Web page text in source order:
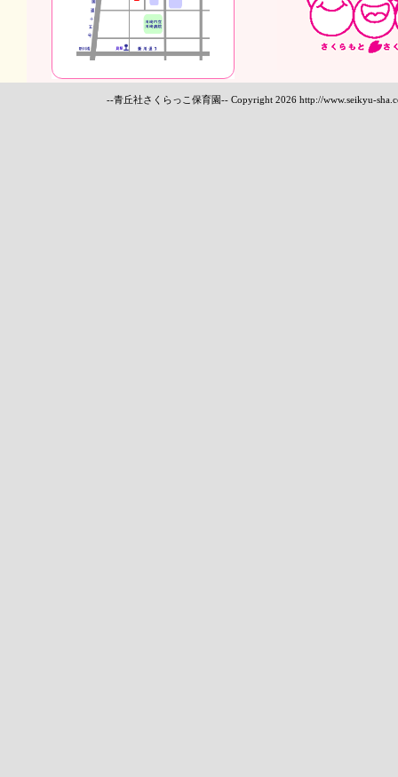
--青丘社さくらっこ保育園-- Copyright 2026 http://www.seikyu-